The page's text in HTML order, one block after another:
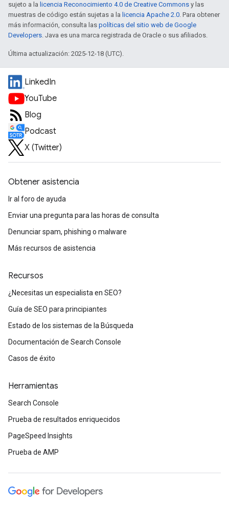
sujeto a la licencia Reconocimiento 4.0 de Creative Commons y las
muestras de código están sujetas a la licencia Apache 2.0. Para obtener
más información, consulta las políticas del sitio web de Google
Developers. Java es una marca registrada de Oracle o sus afiliados.
Última actualización: 2025-12-18 (UTC).
LinkedIn
YouTube
Blog
Podcast
X (Twitter)
Obtener asistencia
Ir al foro de ayuda
Enviar una pregunta para las horas de consulta
Denunciar spam, phishing o malware
Más recursos de asistencia
Recursos
¿Necesitas un especialista en SEO?
Guía de SEO para principiantes
Estado de los sistemas de la Búsqueda
Documentación de Search Console
Casos de éxito
Herramientas
Search Console
Prueba de resultados enriquecidos
PageSpeed Insights
Prueba de AMP